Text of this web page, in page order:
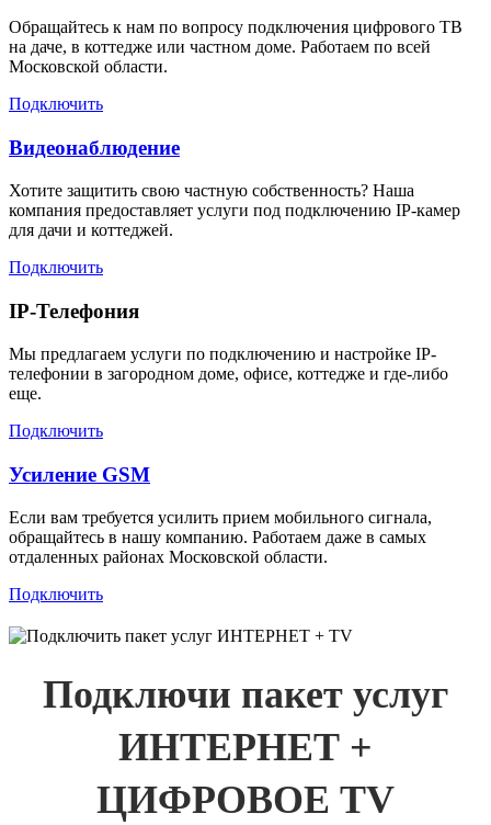
Обращайтесь к нам по вопросу подключения цифрового ТВ
на даче, в коттедже или частном доме. Работаем по всей
Московской области.
Подключить
Видеонаблюдение
Хотите защитить свою частную собственность? Наша
компания предоставляет услуги под подключению IP-камер
для дачи и коттеджей.
Подключить
IP-Телефония
Мы предлагаем услуги по подключению и настройке IP-
телефонии в загородном доме, офисе, коттедже и где-либо
еще.
Подключить
Усиление GSM
Если вам требуется усилить прием мобильного сигнала,
обращайтесь в нашу компанию. Работаем даже в самых
отдаленных районах Московской области.
Подключить
Подключи пакет услуг
ИНТЕРНЕТ +
ЦИФРОВОЕ TV